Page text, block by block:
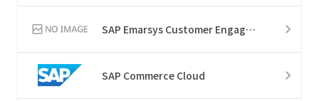
SAP Emarsys Customer Engagement
SAP Commerce Cloud